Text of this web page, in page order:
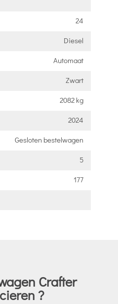
24
Diesel
Automaat
Zwart
2082 kg
2024
Gesloten bestelwagen
5
177
Crafter
?